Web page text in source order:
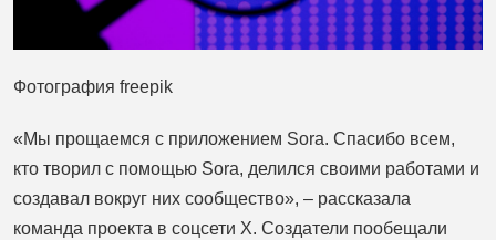
Фотография freepik
«Мы прощаемся с приложением Sora. Спасибо всем,
кто творил с помощью Sora, делился своими работами и
создавал вокруг них сообщество», – рассказала
команда проекта в соцсети Х. Создатели пообещали